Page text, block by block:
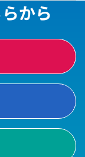
から